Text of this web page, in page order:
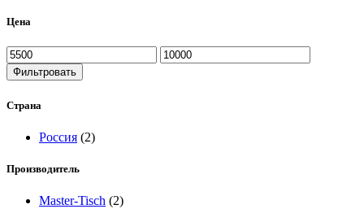
Цена
Фильтровать
Страна
Россия (2)
Производитель
Master-Tisch (2)